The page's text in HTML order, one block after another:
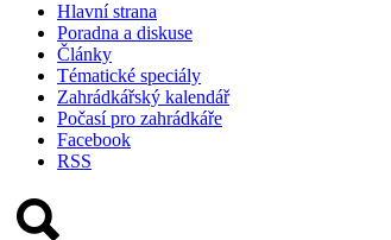
Hlavní strana
Poradna a diskuse
Články
Tématické speciály
Zahrádkářský kalendář
Počasí pro zahrádkáře
Facebook
RSS